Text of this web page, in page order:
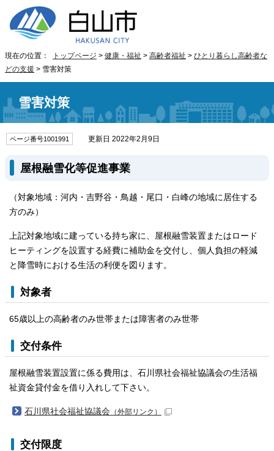
現在の位置： トップページ > 健康・福祉 > 高齢者福祉 > ひとり暮らし高齢者な
どの支援 > 雪害対策
雪害対策
ページ番号1001991 更新日 2022年2月9日
屋根融雪化等促進事業
（対象地域：河内・吉野谷・鳥越・尾口・白峰の地域に居住する
方のみ）
上記対象地域に建っている持ち家に、屋根融雪装置またはロード
ヒーティングを設置する経費に補助金を交付し、個人負担の軽減
と降雪時における生活の利便を図ります。
対象者
65歳以上の高齢者のみ世帯または障害者のみ世帯
交付条件
屋根融雪装置設置に係る費用は、石川県社会福祉協議会の生活福
祉資金貸付金を借り入れして下さい。
石川県社会福祉協議会 （外部リンク）
交付限度